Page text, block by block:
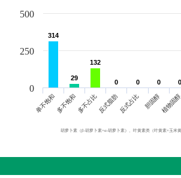
胡萝卜素（β-胡萝卜素+α-胡萝卜素）、叶黄素类（叶黄素+玉米黄
314
314
29
29
132
132
0
0 0
0 0
0 0
0
单不饱和多不饱和多不占比反式脂肪反式占比 胆固醇植物固醇
0
250
500